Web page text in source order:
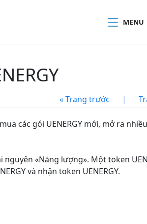
MENU
« Trang trước |
các gói UENERGY mới, mở ra
nguyên «Năng lượng». Một token
và nhận token UENERGY.